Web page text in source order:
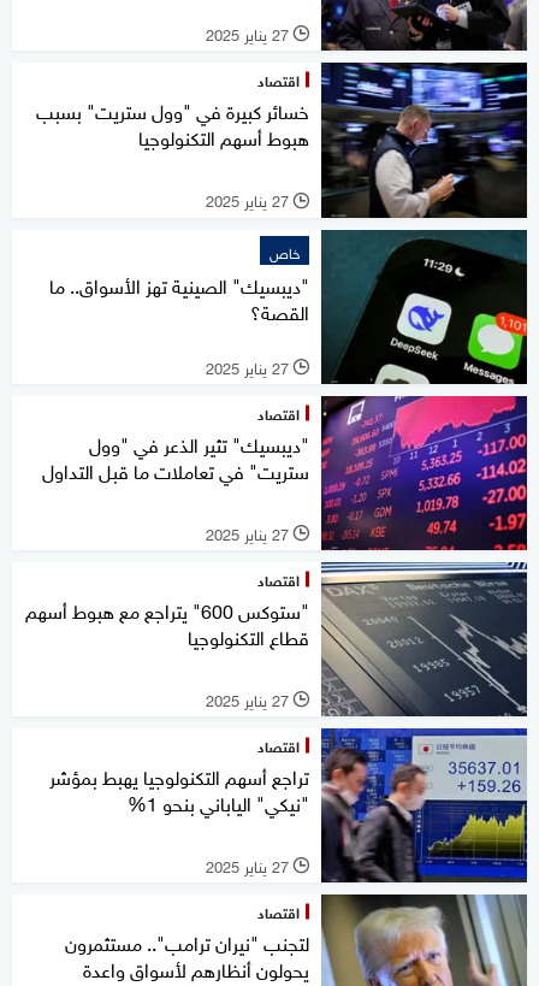
l 27 يناير 2025
اقتصاد
خسائر كبيرة في "وول ستريت" بسبب
هبوط أسهم التكنولوجيا
l 27 يناير 2025
خاص
"ديبسيك" الصينية تهز الأسواق.. ما
القصة؟
l 27 يناير 2025
اقتصاد
"ديبسيك" تثير الذعر في "وول
ستريت" في تعاملات ما قبل التداول
l 27 يناير 2025
اقتصاد
"ستوكس 600" يتراجع مع هبوط أسهم
قطاع التكنولوجيا
l 27 يناير 2025
اقتصاد
تراجع أسهم التكنولوجيا يهبط بمؤشر
"نيكي" الياباني بنحو 1%
l 27 يناير 2025
اقتصاد
لتجنب "نيران ترامب".. مستثمرون
يحولون أنظارهم لأسواق واعدة